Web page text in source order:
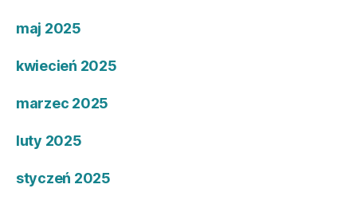
maj 2025
kwiecień 2025
marzec 2025
luty 2025
styczeń 2025